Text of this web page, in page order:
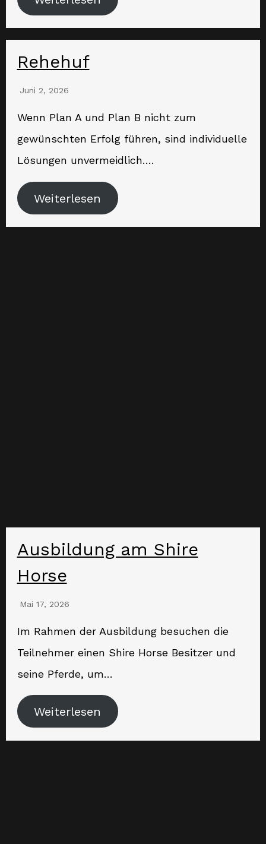
Rehehuf
Juni 2, 2026
Wenn Plan A und Plan B nicht zum
gewünschten Erfolg führen, sind individuelle
Lösungen unvermeidlich….
Weiterlesen
Ausbildung am Shire
Horse
Mai 17, 2026
Im Rahmen der Ausbildung besuchen die
Teilnehmer einen Shire Horse Besitzer und
seine Pferde, um…
Weiterlesen